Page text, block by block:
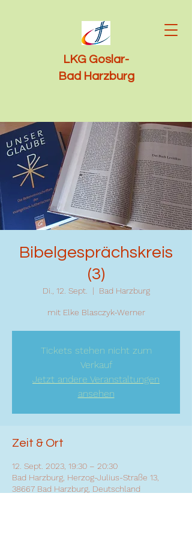
LKG Goslar-
Bad Harzburg
Bibelgesprächskreis
(3)
Di., 12. Sept.
  |
Bad Harzburg
mit Elke Blasczyk-Werner
Tickets stehen nicht zum
Verkauf
Jetzt andere Veranstaltungen
ansehen
Zeit & Ort
12. Sept. 2023, 19:30 – 20:30
Bad Harzburg, Herzog-Julius-Straße 13,
38667 Bad Harzburg, Deutschland